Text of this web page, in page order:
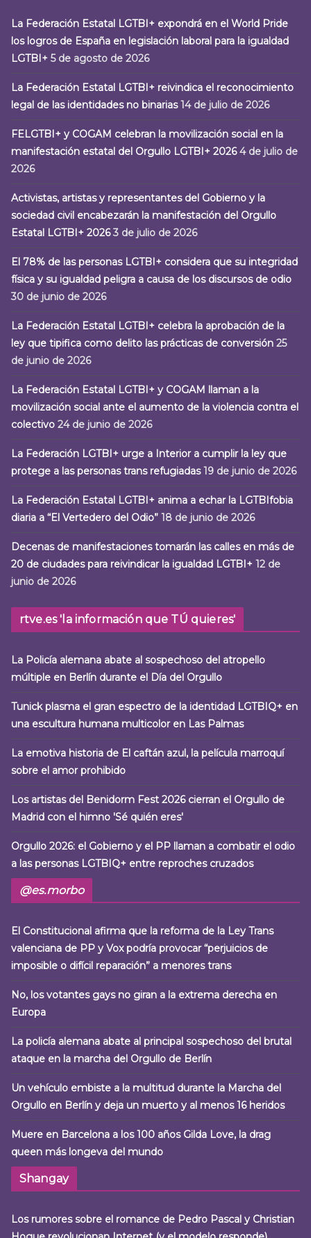
La Federación Estatal LGTBI+ expondrá en el World Pride
los logros de España en legislación laboral para la igualdad
LGTBI+ 5 de agosto de 2026
La Federación Estatal LGTBI+ reivindica el reconocimiento
legal de las identidades no binarias 14 de julio de 2026
FELGTBI+ y COGAM celebran la movilización social en la
manifestación estatal del Orgullo LGTBI+ 2026 4 de julio de
2026
Activistas, artistas y representantes del Gobierno y la
sociedad civil encabezarán la manifestación del Orgullo
Estatal LGTBI+ 2026 3 de julio de 2026
El 78% de las personas LGTBI+ considera que su integridad
física y su igualdad peligra a causa de los discursos de odio
30 de junio de 2026
La Federación Estatal LGTBI+ celebra la aprobación de la
ley que tipifica como delito las prácticas de conversión 25
de junio de 2026
La Federación Estatal LGTBI+ y COGAM llaman a la
movilización social ante el aumento de la violencia contra el
colectivo 24 de junio de 2026
La Federación LGTBI+ urge a Interior a cumplir la ley que
protege a las personas trans refugiadas 19 de junio de 2026
La Federación Estatal LGTBI+ anima a echar la LGTBIfobia
diaria a “El Vertedero del Odio” 18 de junio de 2026
Decenas de manifestaciones tomarán las calles en más de
20 de ciudades para reivindicar la igualdad LGTBI+ 12 de
junio de 2026
rtve.es 'la información que TÚ quieres'
La Policía alemana abate al sospechoso del atropello
múltiple en Berlín durante el Día del Orgullo
Tunick plasma el gran espectro de la identidad LGTBIQ+ en
una escultura humana multicolor en Las Palmas
La emotiva historia de El caftán azul, la película marroquí
sobre el amor prohibido
Los artistas del Benidorm Fest 2026 cierran el Orgullo de
Madrid con el himno 'Sé quién eres'
Orgullo 2026: el Gobierno y el PP llaman a combatir el odio
a las personas LGTBIQ+ entre reproches cruzados
@es.morbo
El Constitucional afirma que la reforma de la Ley Trans
valenciana de PP y Vox podría provocar “perjuicios de
imposible o difícil reparación” a menores trans
No, los votantes gays no giran a la extrema derecha en
Europa
La policía alemana abate al principal sospechoso del brutal
ataque en la marcha del Orgullo de Berlín
Un vehículo embiste a la multitud durante la Marcha del
Orgullo en Berlín y deja un muerto y al menos 16 heridos
Muere en Barcelona a los 100 años Gilda Love, la drag
queen más longeva del mundo
Shangay
Los rumores sobre el romance de Pedro Pascal y Christian